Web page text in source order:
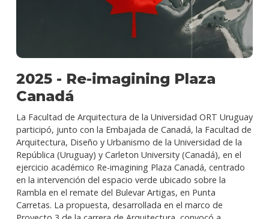
2025 - Re-imagining Plaza
Canadá
La Facultad de Arquitectura de la Universidad ORT Uruguay
participó, junto con la Embajada de Canadá, la Facultad de
Arquitectura, Diseño y Urbanismo de la Universidad de la
República (Uruguay) y Carleton University (Canadá), en el
ejercicio académico Re-imagining Plaza Canadá, centrado
en la intervención del espacio verde ubicado sobre la
Rambla en el remate del Bulevar Artigas, en Punta
Carretas. La propuesta, desarrollada en el marco de